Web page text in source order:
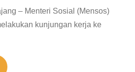
– Menteri Sosial (Mensos)
kunjungan kerja ke